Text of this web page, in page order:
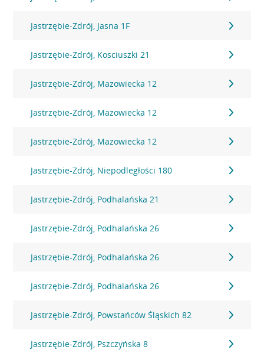
Jastrzębie-Zdrój, Jasna 1F
Jastrzębie-Zdrój, Kosciuszki 21
Jastrzębie-Zdrój, Mazowiecka 12
Jastrzębie-Zdrój, Mazowiecka 12
Jastrzębie-Zdrój, Mazowiecka 12
Jastrzębie-Zdrój, Niepodległości 180
Jastrzębie-Zdrój, Podhalańska 21
Jastrzębie-Zdrój, Podhalańska 26
Jastrzębie-Zdrój, Podhalańska 26
Jastrzębie-Zdrój, Podhalańska 26
Jastrzębie-Zdrój, Powstańców Śląskich 82
Jastrzębie-Zdrój, Pszczyńska 8